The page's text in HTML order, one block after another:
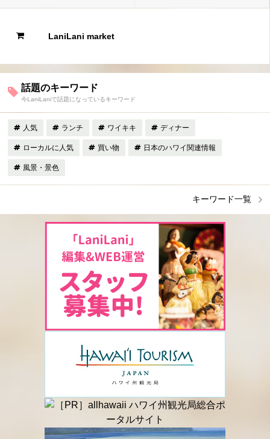
LaniLani market
話題のキーワード
今LaniLaniで話題になっているキーワード
人気 ランチ ワイキキ ディナー
ローカルに人気 買い物 日本のハワイ関連情報
風景・景色
キーワード一覧